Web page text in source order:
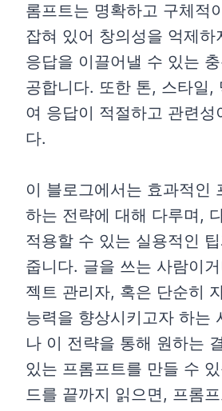
롬프트는 명확하고 구체적
잡혀 있어 창의성을 억제하
응답을 이끌어낼 수 있는
공합니다. 또한 톤, 스타일,
여 응답이 적절하고 관련성
다.
이 블로그에서는 효과적인
하는 전략에 대해 다루며,
적용할 수 있는 실용적인
줍니다. 글을 쓰는 사람이
젝트 관리자, 혹은 단순히
능력을 향상시키고자 하는
나 이 전략을 통해 원하는
있는 프롬프트를 만들 수
드를 끝까지 읽으면, 프롬